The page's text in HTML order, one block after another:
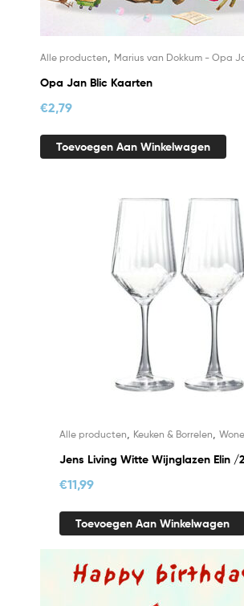
Alle producten Marius van Dokkum - Opa
Opa Jan Blic Kaarten
€2,79
Toevoegen Aan Winkelwagen
Alle producten Keuken & Borrelen
Jens Living Witte Wijnglazen Elin /2
€11,99
Toevoegen Aan Winkelwagen